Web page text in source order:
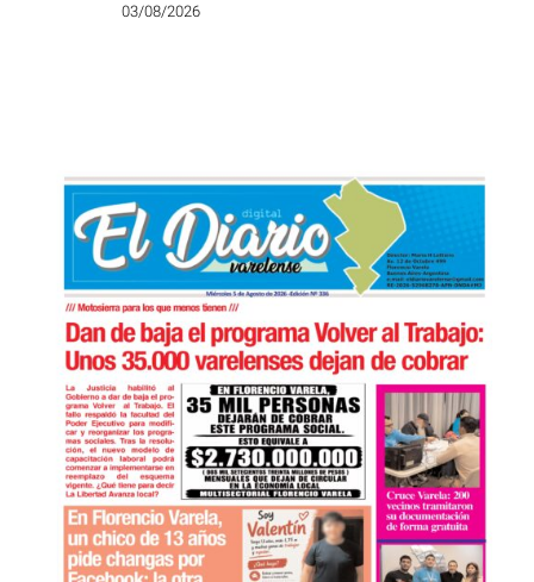
03/08/2026